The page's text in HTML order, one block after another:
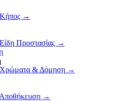
→
Προστασίας →
Χρώματα & Δόμηση →
→